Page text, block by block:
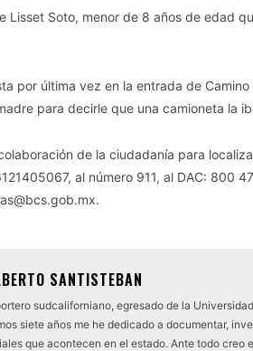
Lisset Soto, menor de 8 años de edad
por última vez en la entrada de
para decirle que una camioneta la
de la ciudadanía para
al número 911, al DAC: 800
SANTISTEBAN
sudcaliforniano, egresado de la
siete años me he dedicado a documentar,
que acontecen en el estado. Ante todo creo